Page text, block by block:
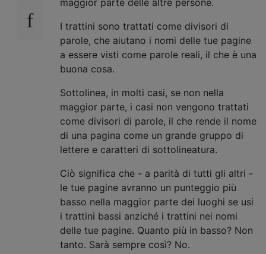
I trattini sono trattati come divisori di
parole, che aiutano i nomi delle tue pagine
a essere visti come parole reali, il che è una
buona cosa.
Sottolinea, in molti casi, se non nella
maggior parte, i casi non vengono trattati
come divisori di parole, il che rende il nome
di una pagina come un grande gruppo di
lettere e caratteri di sottolineatura.
Ciò significa che - a parità di tutti gli altri -
le tue pagine avranno un punteggio più
basso nella maggior parte dei luoghi se usi
i trattini bassi anziché i trattini nei nomi
delle tue pagine. Quanto più in basso? Non
tanto. Sarà sempre così? No.